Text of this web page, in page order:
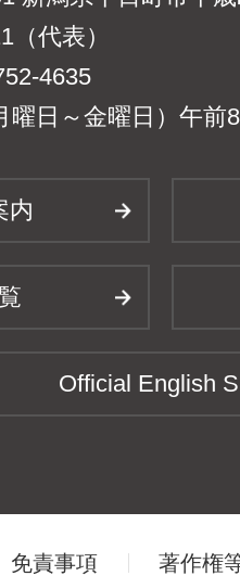
代表）
4635
曜日～金曜日）午前
内
Official English
免責事項 著作権